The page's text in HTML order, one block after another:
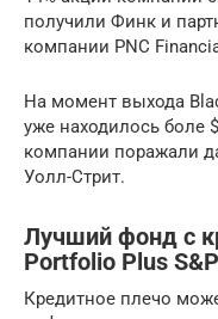
получили Финк и
компании PNC
На момент выхода
уже находилось боле
компании поражали
Уолл-Стрит.
Лучший фонд с
Portfolio Plus
Кредитное плечо